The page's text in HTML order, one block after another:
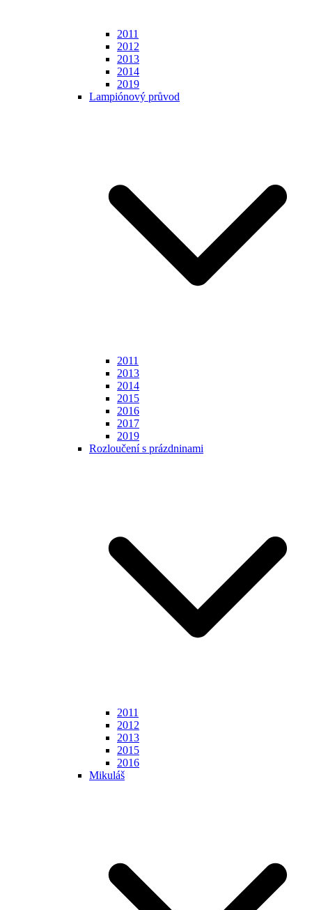
2011
2012
2013
2014
2019
Lampiónový průvod
2011
2013
2014
2015
2016
2017
2019
Rozloučení s prázdninami
2011
2012
2013
2015
2016
Mikuláš